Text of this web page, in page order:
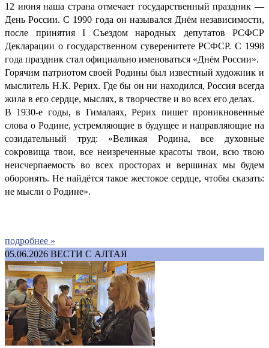
12 июня наша страна отмечает государственный праздник —
День России. С 1990 года он назывался Днём независимости,
после принятия I Съездом народных депутатов РСФСР
Декларации о государственном суверенитете РСФСР. С 1998
года праздник стал официально именоваться «Днём России».
Горячим патриотом своей Родины был известный художник и
мыслитель Н.К. Рерих. Где бы он ни находился, Россия всегда
жила в его сердце, мыслях, в творчестве и во всех его делах.
В 1930-е годы, в Гималаях, Рерих пишет проникновенные
слова о Родине, устремляющие в будущее и направляющие на
созидательный труд: «Великая Родина, все духовные
сокровища твои, все неизреченные красоты твои, всю твою
неисчерпаемость во всех просторах и вершинах мы будем
оборонять. Не найдётся такое жестокое сердце, чтобы сказать:
не мысли о Родине».
подробнее »
05.06.2026 ВЕСТИ С АЛТАЯ